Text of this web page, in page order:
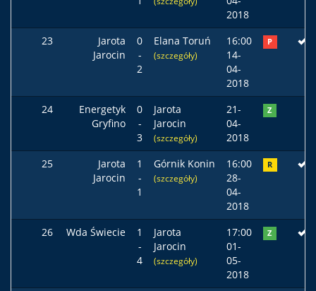
2018
23
Jarota
Jarocin
0
-
2
Elana Toruń
(szczegóły)
16:00
14-
04-
2018
P
24
Energetyk
Gryfino
0
-
3
Jarota
Jarocin
(szczegóły)
21-
04-
2018
Z
25
Jarota
Jarocin
1
-
1
Górnik Konin
(szczegóły)
16:00
28-
04-
2018
R
26 Wda Świecie
1
-
4
Jarota
Jarocin
(szczegóły)
17:00
01-
05-
2018
Z